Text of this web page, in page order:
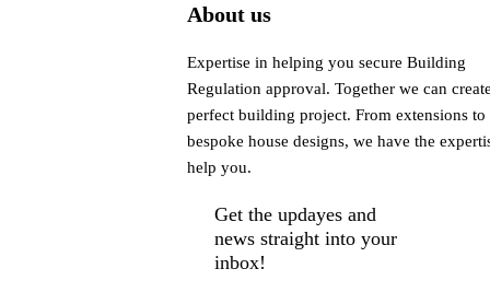
About us
Expertise in helping you secure Building
Regulation approval. Together we can
perfect building project. From extensions to
bespoke house designs, we have the
help you.
Get the updayes and
news straight into your
inbox!